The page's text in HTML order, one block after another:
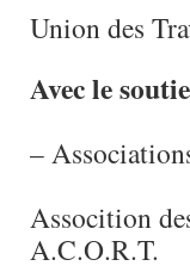
Union des
Avec le
–
Assocition
A.C.O.R.T.